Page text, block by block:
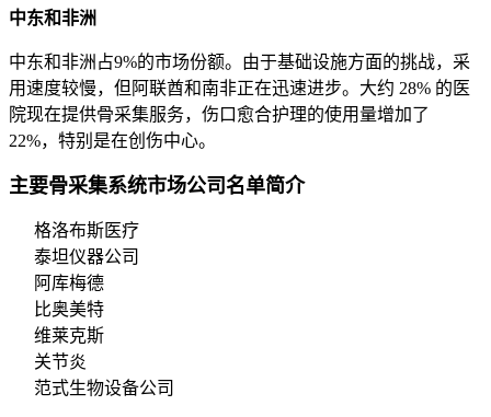
中东和非洲
中东和非洲占9%的市场份额。由于基础设施方面的挑战，采
用速度较慢，但​​阿联酋和南非正在迅速进步。大约 28% 的医
院现在提供骨采集服务，伤口愈合护理的使用量增加了
22%，特别是在创伤中心。
主要骨采集系统市场公司名单简介
格洛布斯医疗
泰坦仪器公司
阿库梅德
比奥美特
维莱克斯
关节炎
范式生物设备公司